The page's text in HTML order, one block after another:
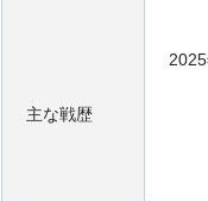
主な戦歴